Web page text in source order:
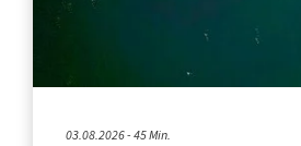
03.08.2026 - 45 Min.